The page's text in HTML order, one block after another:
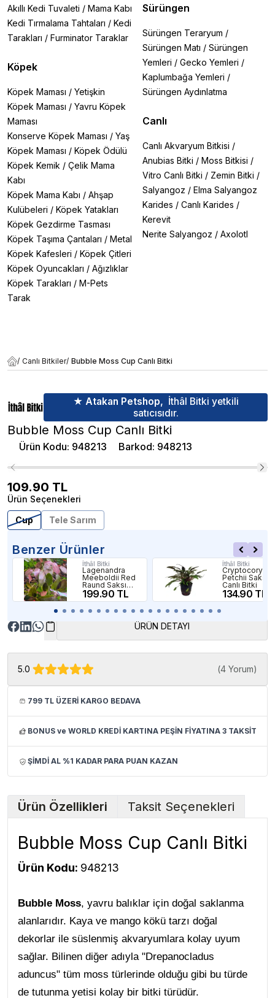
Akıllı Kedi Tuvaleti / Mama Kabı
Kedi Tırmalama Tahtaları / Kedi
Tarakları / Furminator Taraklar
Köpek
Köpek Maması / Yetişkin
Köpek Maması / Yavru Köpek
Maması
Konserve Köpek Maması / Yaş
Köpek Maması / Köpek Ödülü
Köpek Kemik / Çelik Mama
Kabı
Köpek Mama Kabı / Ahşap
Kulübeleri / Köpek Yatakları
Köpek Gezdirme Tasması
Köpek Taşıma Çantaları / Metal
Köpek Kafesleri / Köpek Çitleri
Köpek Oyuncakları / Ağızlıklar
Köpek Tarakları / M-Pets
Tarak
Sürüngen
Sürüngen Teraryum /
Sürüngen Matı / Sürüngen
Yemleri / Gecko Yemleri /
Kaplumbağa Yemleri /
Sürüngen Aydınlatma
Canlı
Canlı Akvaryum Bitkisi /
Anubias Bitki / Moss Bitkisi /
Vitro Canlı Bitki / Zemin Bitki /
Salyangoz / Elma Salyangoz
Karides / Canlı Karides /
Kerevit
Nerite Salyangoz / Axolotl
/ Canlı Bitkiler/ Bubble Moss Cup Canlı Bitki
★ Atakan Petshop, İthâl Bitki yetkili
satıcısıdır.
Bubble Moss Cup Canlı Bitki
Ürün Kodu: 948213 Barkod: 948213
109.90 TL
Ürün Seçenekleri
Cup
Tele Sarım
Benzer Ürünler
İthâl Bitki
Lagenandra
Meeboldii Red
Raund Saksı
Canlı Bitki Anaç
Kök
199.90 TL
İthâl Bitki
Cryptocoryne
Petchii Saksı
Canlı Bitki
134.90 TL
ÜRÜN DETAYI
5.0 (4 Yorum)
799 TL ÜZERİ KARGO BEDAVA
BONUS ve WORLD KREDİ KARTINA PEŞİN FİYATINA 3 TAKSİT
ŞİMDİ AL %1 KADAR PARA PUAN KAZAN
Ürün Özellikleri Taksit Seçenekleri
Bubble Moss Cup Canlı Bitki
Ürün Kodu: 948213
Bubble Moss, yavru balıklar için doğal saklanma
alanlarıdır. Kaya ve mango kökü tarzı doğal
dekorlar ile süslenmiş akvaryumlara kolay uyum
sağlar. Bilinen diğer adıyla "Drepanocladus
aduncus" tüm moss türlerinde olduğu gibi bu türde
de tutunma yetisi kolay bir bitki türüdür.